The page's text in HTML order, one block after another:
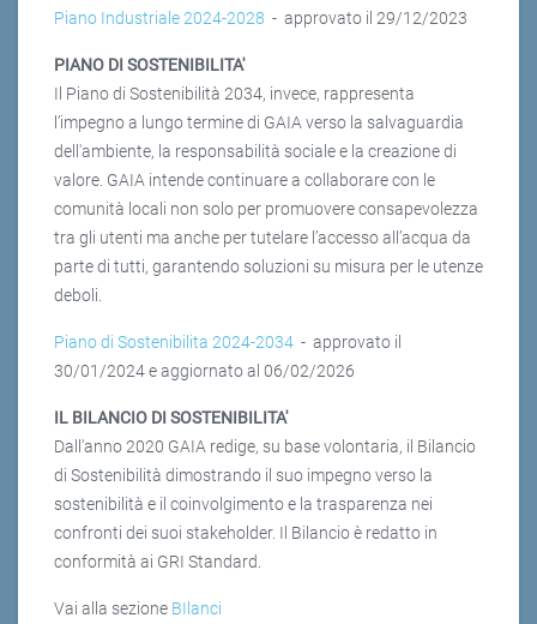
Piano Industriale 2024-2028 - approvato il 29/12/2023
PIANO DI SOSTENIBILITA'
Il Piano di Sostenibilità 2034, invece, rappresenta
l’impegno a lungo termine di GAIA verso la salvaguardia
dell'ambiente, la responsabilità sociale e la creazione di
valore. GAIA intende continuare a collaborare con le
comunità locali non solo per promuovere consapevolezza
tra gli utenti ma anche per tutelare l’accesso all’acqua da
parte di tutti, garantendo soluzioni su misura per le utenze
deboli.
Piano di Sostenibilita 2024-2034 - approvato il
30/01/2024 e aggiornato al 06/02/2026
IL BILANCIO DI SOSTENIBILITA'
Dall'anno 2020 GAIA redige, su base volontaria, il Bilancio
di Sostenibilità dimostrando il suo impegno verso la
sostenibilità e il coinvolgimento e la trasparenza nei
confronti dei suoi stakeholder. Il Bilancio è redatto in
conformità ai GRI Standard.
Vai alla sezione BIlanci